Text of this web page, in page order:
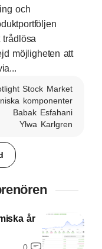
och
trådlösa
möjligheten att
Stock Market
komponenter
Babak Esfahani
Ylwa Karlgren
år